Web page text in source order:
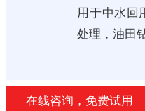
用于中水回
处理，油田
在线咨询，免费试用